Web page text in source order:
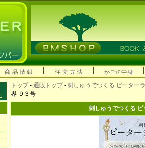
商 品 情 報 注 文 方 法 かごの中身
トップ- 通販トップ- 刺しゅうでつくる ピーター
界 ９３号
刺しゅうでつくる